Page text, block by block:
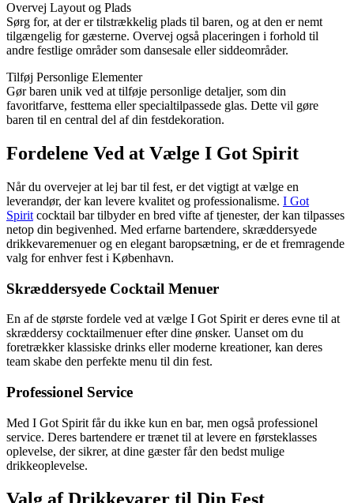
Overvej Layout og Plads
Sørg for, at der er tilstrækkelig plads til baren, og at den er nemt
tilgængelig for gæsterne. Overvej også placeringen i forhold til
andre festlige områder som dansesale eller siddeområder.
Tilføj Personlige Elementer
Gør baren unik ved at tilføje personlige detaljer, som din
favoritfarve, festtema eller specialtilpassede glas. Dette vil gøre
baren til en central del af din festdekoration.
Fordelene Ved at Vælge I Got Spirit
Når du overvejer at lej bar til fest, er det vigtigt at vælge en
leverandør, der kan levere kvalitet og professionalisme. I Got
Spirit cocktail bar tilbyder en bred vifte af tjenester, der kan tilpasses
netop din begivenhed. Med erfarne bartendere, skræddersyede
drikkevaremenuer og en elegant baropsætning, er de et fremragende
valg for enhver fest i København.
Skræddersyede Cocktail Menuer
En af de største fordele ved at vælge I Got Spirit er deres evne til at
skræddersy cocktailmenuer efter dine ønsker. Uanset om du
foretrækker klassiske drinks eller moderne kreationer, kan deres
team skabe den perfekte menu til din fest.
Professionel Service
Med I Got Spirit får du ikke kun en bar, men også professionel
service. Deres bartendere er trænet til at levere en førsteklasses
oplevelse, der sikrer, at dine gæster får den bedst mulige
drikkeoplevelse.
Valg af Drikkevarer til Din Fest